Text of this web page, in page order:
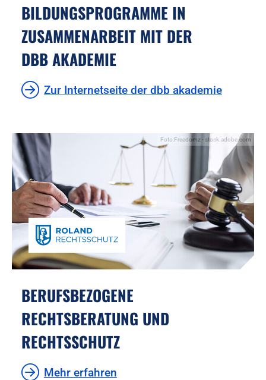
BILDUNGSPROGRAMME IN
ZUSAMMENARBEIT MIT DER
DBB AKADEMIE
Zur Internetseite der dbb akademie
Foto:Freedomz - stock.adobe.com
BERUFSBEZOGENE
RECHTSBERATUNG UND
RECHTSSCHUTZ
Mehr erfahren